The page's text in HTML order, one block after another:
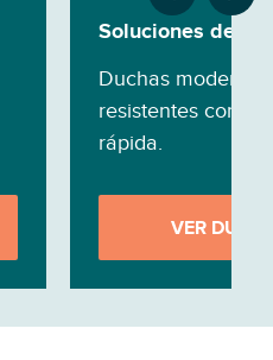
Soluciones de
Duchas
resistentes con
rápida.
VER